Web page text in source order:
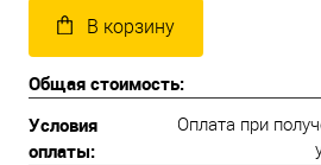
В корзину
Общая стоимость:
Условия
оплаты:
Оплата при